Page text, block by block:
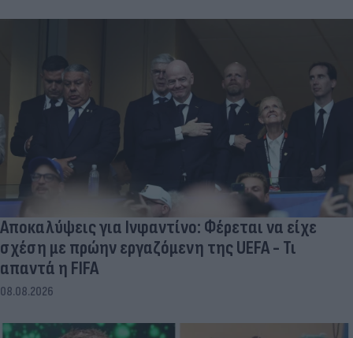
Αποκαλύψεις για Ινφαντίνο: Φέρεται να είχε
σχέση με πρώην εργαζόμενη της UEFA - Τι
απαντά η FIFA
08.08.2026